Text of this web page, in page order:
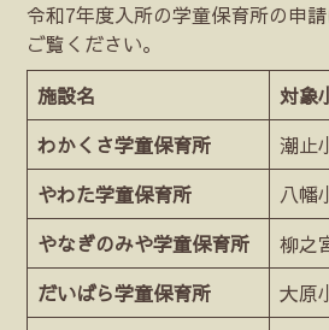
令和7年度入所の学童保育所の申
ご覧ください。
施設名
対象
わかくさ学童保育所
潮止
やわた学童保育所
八幡
やなぎのみや学童保育所
柳之
だいばら学童保育所
大原